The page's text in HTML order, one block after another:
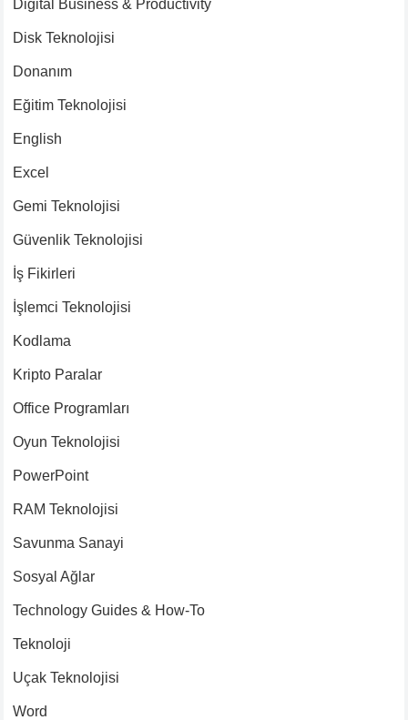
Digital Business & Productivity
Disk Teknolojisi
Donanım
Eğitim Teknolojisi
English
Excel
Gemi Teknolojisi
Güvenlik Teknolojisi
İş Fikirleri
İşlemci Teknolojisi
Kodlama
Kripto Paralar
Office Programları
Oyun Teknolojisi
PowerPoint
RAM Teknolojisi
Savunma Sanayi
Sosyal Ağlar
Technology Guides & How-To
Teknoloji
Uçak Teknolojisi
Word